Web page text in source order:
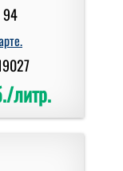
94
литр.